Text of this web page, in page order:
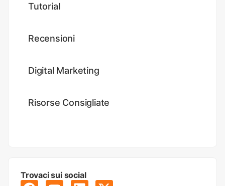
Tutorial
Recensioni
Digital Marketing
Risorse Consigliate
Trovaci sui social